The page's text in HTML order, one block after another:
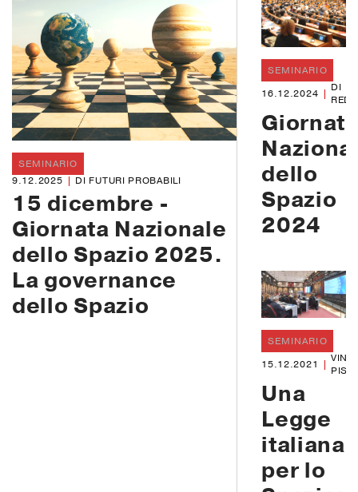
SEMINARIO
9.12.2025 DI FUTURI PROBABILI
15 dicembre -
Giornata Nazionale
dello Spazio 2025.
La governance
dello Spazio
SEMINARIO
16.12.2024
DI
Giornata
dello
Spazio
2024
SEMINARIO
15.12.2021
Una
Legge
italiana
per lo